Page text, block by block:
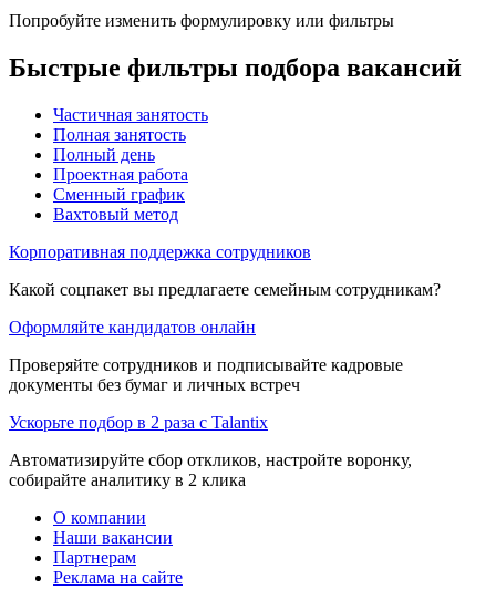
Попробуйте изменить формулировку или фильтры
Быстрые фильтры подбора вакансий
Частичная занятость
Полная занятость
Полный день
Проектная работа
Сменный график
Вахтовый метод
Корпоративная поддержка сотрудников
Какой соцпакет вы предлагаете семейным сотрудникам?
Оформляйте кандидатов онлайн
Проверяйте сотрудников и подписывайте кадровые
документы без бумаг и личных встреч
Ускорьте подбор в 2 раза с Talantix
Автоматизируйте сбор откликов, настройте воронку,
собирайте аналитику в 2 клика
О компании
Наши вакансии
Партнерам
Реклама на сайте